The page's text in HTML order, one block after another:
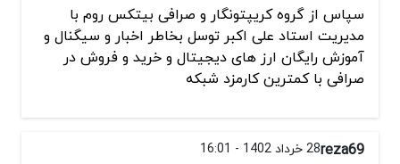
سپاس از گروه کریپتونگار و صرافی بیتکس روم با
مدیریت استاد علی اکبر توسل بخاطر اخبار و سیگنال و
آموزش رایگان ارز های دیجیتال و خرید و فروش در
صرافی با کمترین کارمزد شبکه
reza6928 خرداد 1402 - 16:01